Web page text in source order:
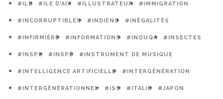
#ILE #ILE D'AIX #ILLUSTRATEUR #IMMIGRATION
#INCORRUPTIBLES #INDIENS #INÉGALITÉS
#INFIRMIÈRE #INFORMATIONS #INOUQA #INSECTES
#INSPE #INSPÉ #INSTRUMENT DE MUSIQUE
#INTELLIGENCE ARTIFICIELLE #INTERGÉNÉRATION
#INTERGÉNÉRATIONNEL #ISS #ITALIE #JAPON